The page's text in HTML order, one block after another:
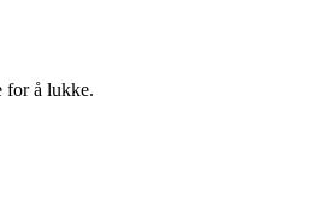
for å lukke.